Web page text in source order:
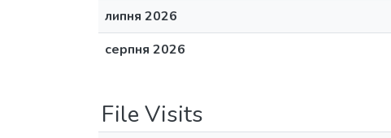
липня 2026
серпня 2026
File Visits